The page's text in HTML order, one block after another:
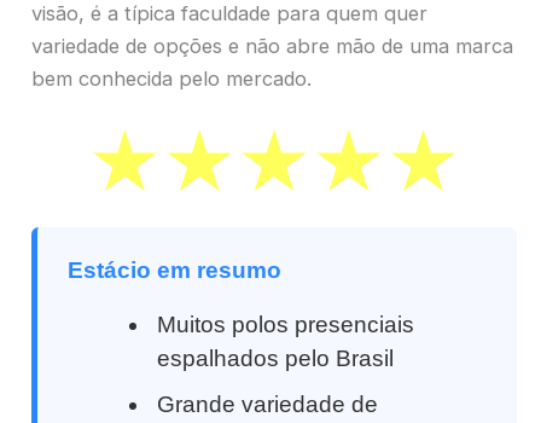
visão, é a típica faculdade para quem quer
variedade de opções e não abre mão de uma marca
bem conhecida pelo mercado.
Estácio em resumo
Muitos polos presenciais
espalhados pelo Brasil
Grande variedade de